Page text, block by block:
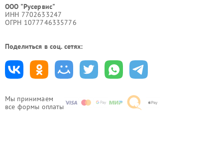
Мы принимаем
все формы оплаты
ООО "Русервис"
ИНН 7702633247
ОГРН 1077746335776
Поделиться в соц. сетях: